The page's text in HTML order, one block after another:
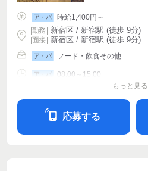
ア・パ
時給1,400円～
|勤務 新宿区 / 新宿駅 (徒歩 9分)
| 面接 | 新宿区 / 新宿駅 (徒歩 9分)
ア・パ フード・飲食その他
ア・パ 08:00～15:00
もっと見る
応募する